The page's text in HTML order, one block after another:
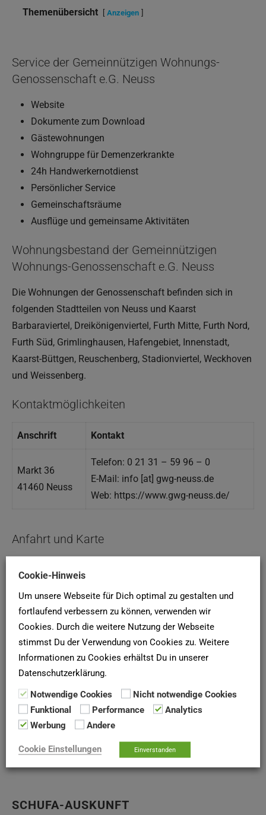
Themenübersicht Anzeigen
Service der Gemeinnützigen Wohnungs-
Genossenschaft e.G. Neuss
Website
Dokumente zum Download
Gästewohnungen
Wohngruppe für Demenzerkrankte
24h Handwerkernotdienst
Persönlicher Service
Gemeinschaftsräume
Ausflüge und gemeinsame Aktivitäten
Wohnungsbestand der Gemeinnützigen
Wohnungs-Genossenschaft e.G. Neuss
Die Wohnungen der Genossenschaft befinden sich in
folgenden Stadtteilen von Neuss und Kaarst
Barbaraviertel, Dreikönigenviertel, Furth Mitte, Furth Nord,
Furth Süd, Grimlinghausen, Hafengebiet, Innenstadt,
Kaarst-Büttgen, Reuschenberg, Stadionviertel, Weckhoven
und Weissenberg.
Kontaktmöglichkeiten
Anschrift Kontakt
Markt 36
41460 Neuss
Telefon: 0 21 31 – 59 96 – 0
E-Mail: info [at] gwg-neuss.de
Web: https://www.gwg-neuss.de/
Anfahrt und Karte
Google Maps
Google Karte laden
Die Karte wurde von Google Maps eingebettet.
Es gelten die Datenschutzerklärungen
(Quelle: Gemeinnützige Wohnungs-Genossenschaft e.G.
Neuss, Stand Januar 2022)
SCHUFA-AUSKUNFT
Cookie-Hinweis
Um unsere Webseite für Dich optimal zu gestalten und
fortlaufend verbessern zu können, verwenden wir
Cookies. Durch die weitere Nutzung der Webseite
stimmst Du der Verwendung von Cookies zu. Weitere
Informationen zu Cookies erhältst Du in unserer
Datenschutzerklärung.
Notwendige Cookies
Nicht notwendige Cookies
Funktional
Performance
Analytics
Werbung
Andere
Cookie Einstellungen Einverstanden